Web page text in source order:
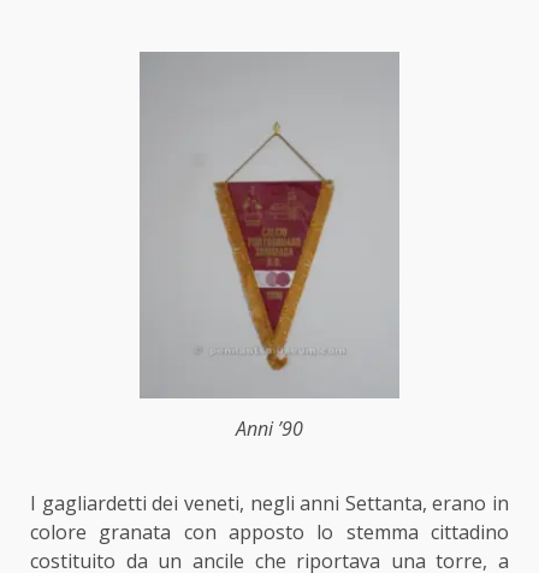
Anni ’90
I gagliardetti dei veneti, negli anni Settanta, erano in
colore granata con apposto lo stemma cittadino
costituito da un ancile che riportava una torre, a